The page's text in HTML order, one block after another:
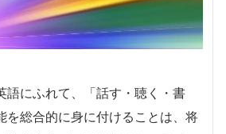
語にふれて、「話す・聴く・書
を総合的に身に付けることは、将